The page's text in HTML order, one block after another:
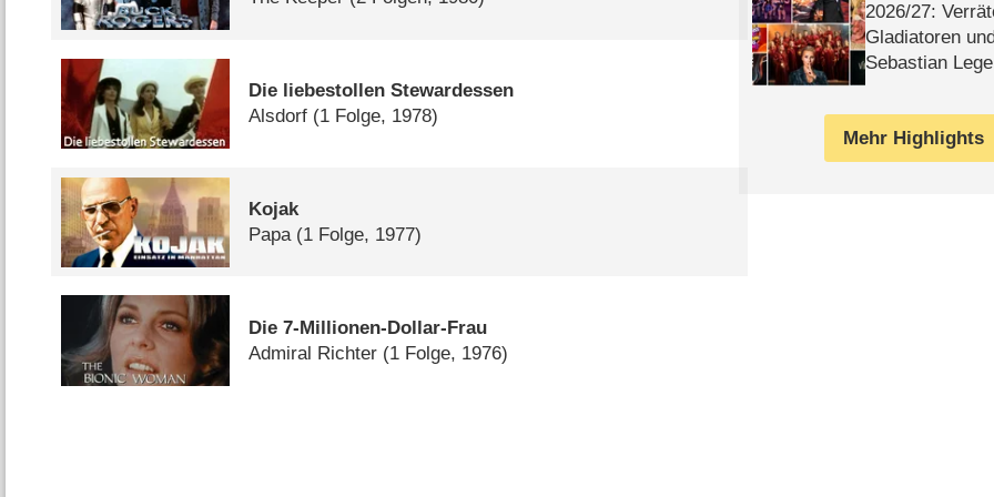
Die liebestollen Stewardessen
Alsdorf (1 Folge, 1978)
Kojak
Papa (1 Folge, 1977)
Die 7-Millionen-Dollar-Frau
Admiral Richter (1 Folge, 1976)
2026/​27:
Gladiatoren
Sebastian Lege
Mehr Highlights